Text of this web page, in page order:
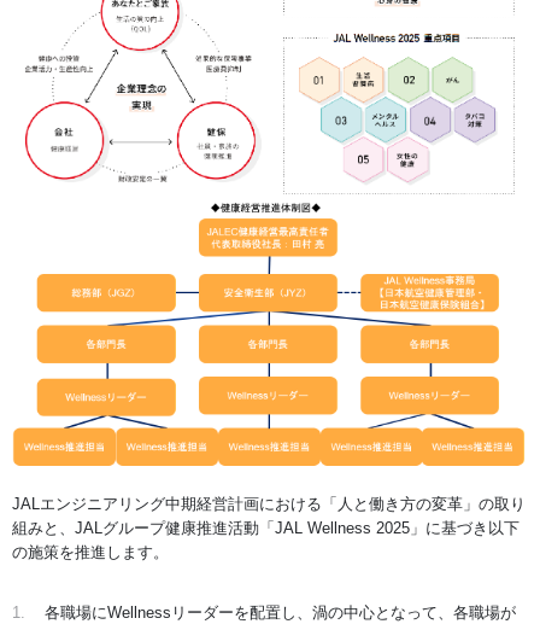
JALエンジニアリング中期経営計画における「人と働き方の変革」の取り
組みと、JALグループ健康推進活動「JAL Wellness 2025」に基づき以下
の施策を推進します。
1.
各職場にWellnessリーダーを配置し、渦の中心となって、各職場が